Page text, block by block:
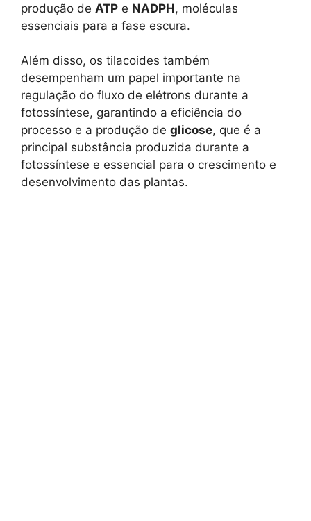
produção de ATP e NADPH, moléculas
essenciais para a fase escura.
Além disso, os tilacoides também
desempenham um papel importante na
regulação do fluxo de elétrons durante a
fotossíntese, garantindo a eficiência do
processo e a produção de glicose, que é a
principal substância produzida durante a
fotossíntese e essencial para o crescimento e
desenvolvimento das plantas.